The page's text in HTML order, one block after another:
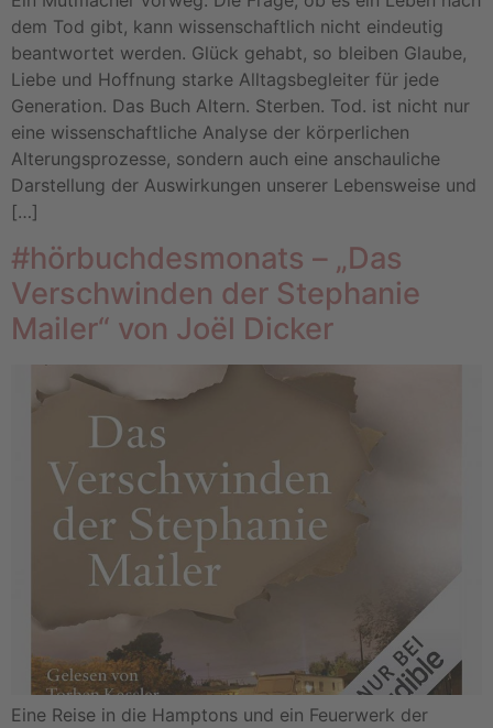
dem Tod gibt, kann wissenschaftlich nicht eindeutig
beantwortet werden. Glück gehabt, so bleiben Glaube,
Liebe und Hoffnung starke Alltagsbegleiter für jede
Generation. Das Buch Altern. Sterben. Tod. ist nicht nur
eine wissenschaftliche Analyse der körperlichen
Alterungsprozesse, sondern auch eine anschauliche
Darstellung der Auswirkungen unserer Lebensweise und
[…]
#hörbuchdesmonats – „Das
Verschwinden der Stephanie
Mailer“ von Joël Dicker
Eine Reise in die Hamptons und ein Feuerwerk der